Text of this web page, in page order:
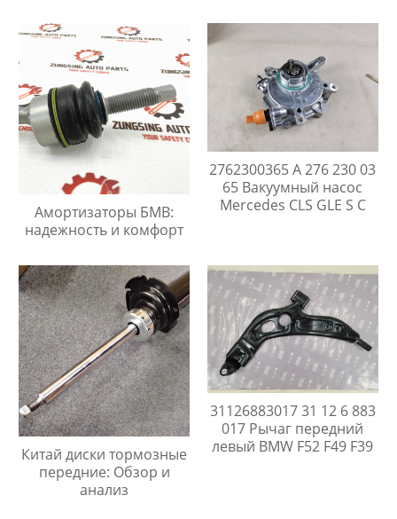
Амортизаторы БМВ:
надежность и комфорт
2762300365 A 276 230 03
65 Вакуумный насос
Mercedes CLS GLE S C
Китай диски тормозные
передние: Обзор и
анализ
31126883017 31 12 6 883
017 Рычаг передний
левый BMW F52 F49 F39